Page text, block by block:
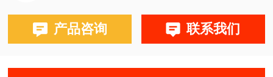
产品咨询 联系我们